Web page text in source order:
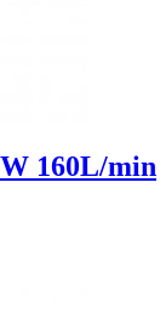
160L/min